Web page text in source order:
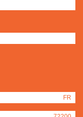
FR